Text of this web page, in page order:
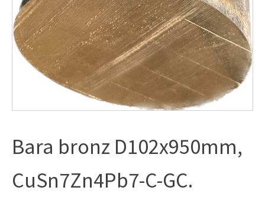
Bara bronz D102x950mm,
CuSn7Zn4Pb7-C-GC.